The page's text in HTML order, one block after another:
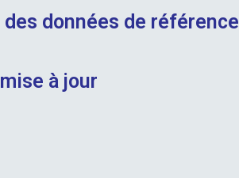
données de référence
à jour